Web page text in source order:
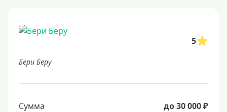
5
Бери Беру
Сумма
до 30 000 ₽